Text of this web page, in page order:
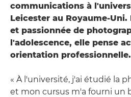
communications à
Leicester au Royaume-Uni.
et passionnée de
l'adolescence, elle pense
orientation professionnelle.
« À l'université, j'ai étudié la
et mon cursus m'a fourni un